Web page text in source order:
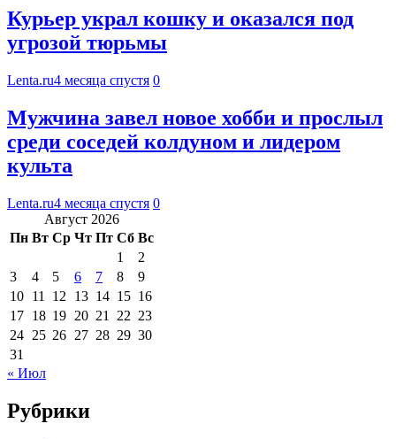
Курьер украл кошку и оказался под
угрозой тюрьмы
Lenta.ru4 месяца спустя 0
Мужчина завел новое хобби и прослыл
среди соседей колдуном и лидером
культа
Lenta.ru4 месяца спустя 0
Август 2026
Пн Вт Ср Чт Пт Сб Вс
1
2
3
4 5 6 7 8
9
10 11 12 13 14 15 16
17 18 19 20 21 22 23
24 25 26 27 28 29 30
31
« Июл
Рубрики